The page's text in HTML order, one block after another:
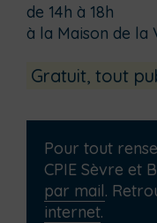
de 14h à 18h
à la Maison de la
Gratuit, tout
Pour tout
CPIE Sèvre et
par mail.
internet.